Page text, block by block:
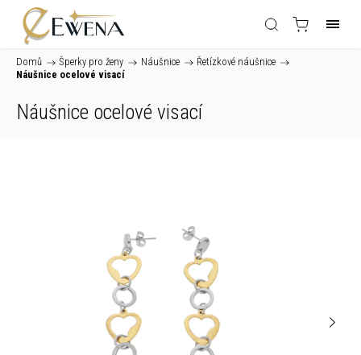
Domů / Šperky pro ženy / Náušnice / Řetízkové náušnice /
Náušnice ocelové visací
Náušnice ocelové visací